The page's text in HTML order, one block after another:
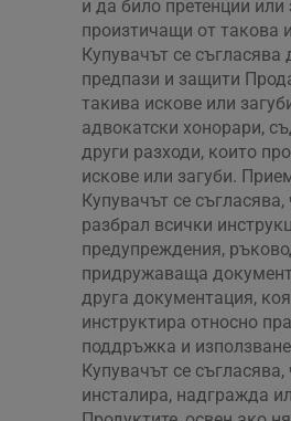
и да било претенции или
произтичащи от такова
Купувачът се съгласява
предпази и защити
такива искове или
адвокатски хонорари,
други разходи, които
искове или загуби.
Купувачът се съгласява,
разбрал всички
предупреждения,
придружаваща
друга документация,
инструктира относно
поддръжка и
Купувачът се
инсталира, надгражда